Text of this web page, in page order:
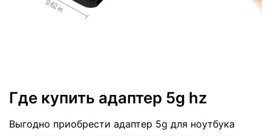
Где купить адаптер 5g hz
Выгодно приобрести адаптер 5g для ноутбука